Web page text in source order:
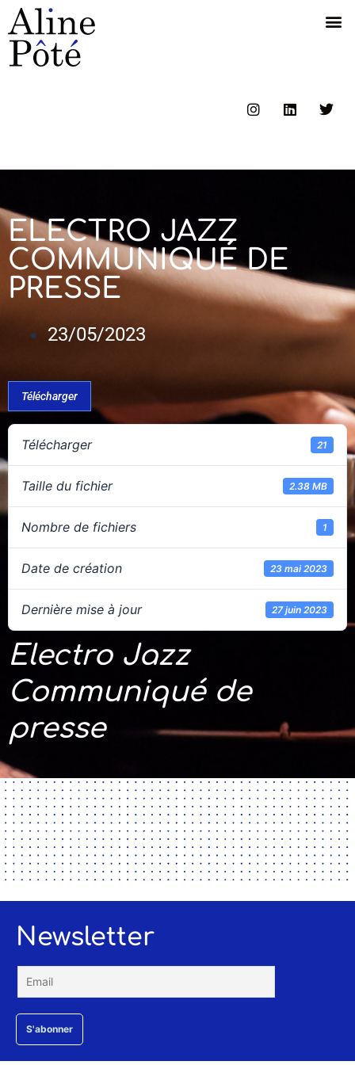
ELECTRO JAZZ
COMMUNIQUÉ DE
PRESSE
23/05/2023
Télécharger
Télécharger 21
Taille du fichier 2.38 MB
Nombre de fichiers 1
Date de création 23 mai 2023
Dernière mise à jour 27 juin 2023
Electro Jazz
Communiqué de
presse
Newsletter